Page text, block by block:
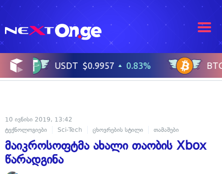
10 ივნისი 2019, 13:42
ტექნოლოგიები
Sci-Tech ცხოვრების სტილი თამაშები
მაიკროსოფტმა ახალი თაობის Xbox
წარადგინა